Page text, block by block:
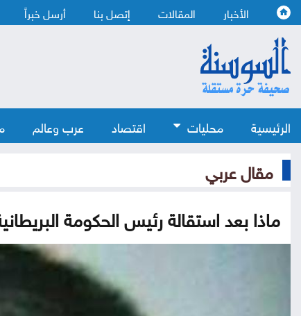
الأخبار المقالات إتصل بنا أرسل خبراً
الرئيسية محليات اقتصاد عرب وعالم
مقال عربي
ماذا بعد استقالة رئيس الحكومة